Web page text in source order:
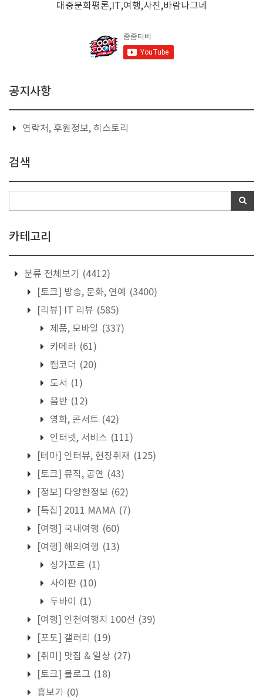
대중문화평론,IT,여행,사진,바람나그네
공지사항
연락처, 후원정보, 히스토리
검색
카테고리
분류 전체보기
(4412)
[토크] 방송, 문화, 연예
(3400)
[리뷰] IT 리뷰 (585)
제품, 모바일 (337)
카메라 (61)
캠코더 (20)
도서 (1)
음반 (12)
영화, 콘서트 (42)
인터넷, 서비스 (111)
[테마] 인터뷰, 현장취재 (125)
[토크] 뮤직, 공연 (43)
[정보] 다양한정보 (62)
[특집] 2011 MAMA (7)
[여행] 국내여행 (60)
[여행] 해외여행 (13)
싱가포르 (1)
사이판 (10)
두바이
(1)
[여행] 인천여행지 100선 (39)
[포토] 갤러리
(19)
[취미] 맛집 & 일상 (27)
[토크] 블로그 (18)
흉보기
(0)